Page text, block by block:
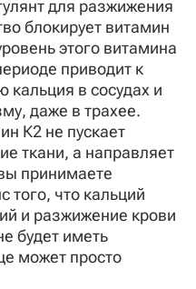
для разжижения
блокирует витамин
этого витамина
приводит к
в сосудах и
даже в трахее.
К2 не пускает
ткани, а направляет
принимаете
что кальций
и разжижение крови
будет иметь
может просто